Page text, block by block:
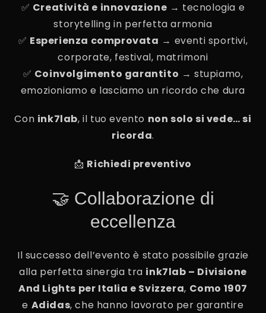
✅ Creatività e innovazione → tecnologia e
storytelling in perfetta armonia
✅ Esperienza comprovata → eventi sportivi,
corporate, festival, matrimoni
✅ Coinvolgimento garantito → stupiamo,
emozioniamo e lasciamo un ricordo che dura
Con ink7lab, il tuo evento non solo si vede… si
ricorda.
📩 Richiedi preventivo
🤝 Collaborazione di
eccellenza
Il successo dell’evento è stato possibile grazie
alla perfetta sinergia tra ink7lab – Divisione
And Lights per Italia e Svizzera, Como 1907
e Adidas, che hanno lavorato per garantire